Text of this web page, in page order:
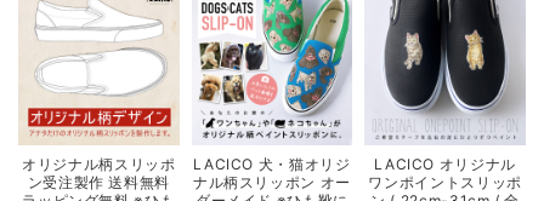
オリジナル柄スリッポ
ン受注製作 送料無料
LACICO 犬・猫オリジ
ナル柄スリッポン オー
LACICO オリジナル
ワンポイントスリッポ